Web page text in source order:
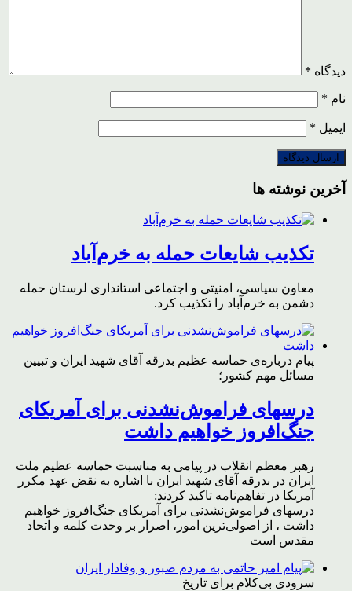
دیدگاه *
نام *
ایمیل *
آخرین نوشته ها
تکذیب شایعات حمله به خرم‌آباد
معاون سیاسی، امنیتی و اجتماعی استانداری لرستان حمله
دشمن به خرم‌آباد را تکذیب کرد.
پیام درباره‌ی حماسه عظیم بدرقه آقای شهید ایران و تبیین
مسائل مهم کشور؛
درسهای فراموش‌نشدنی برای آمریکای
جنگ‌افروز خواهیم داشت
رهبر معظم انقلاب در پیامی به مناسبت حماسه عظیم ملت
ایران در بدرقه آقای شهید ایران با اشاره به نقض عهد مکرر
آمریکا در تفاهم‌نامه تاکید کردند:
درسهای فراموش‌نشدنی برای آمریکای جنگ‌افروز خواهیم
داشت ، از اصولی‌ترین امور، اصرار بر وحدت کلمه و اتحاد
مقدس است
سرودی بی‌کلام برای تاریخ